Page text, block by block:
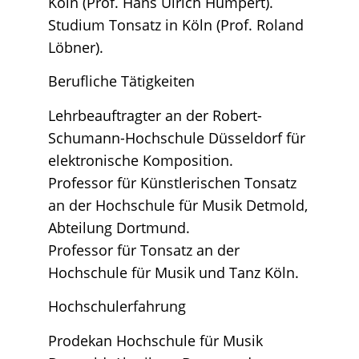
Studium Tonsatz in Köln (Prof. Roland
Löbner).
Berufliche Tätigkeiten
Lehrbeauftragter an der Robert-
Schumann-Hochschule Düsseldorf für
elektronische Komposition.
Professor für Künstlerischen Tonsatz
an der Hochschule für Musik Detmold,
Abteilung Dortmund.
Professor für Tonsatz an der
Hochschule für Musik und Tanz Köln.
Hochschulerfahrung
Prodekan Hochschule für Musik